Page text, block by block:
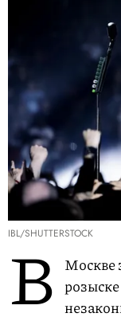
IBL/SHUTTERSTOCK
В
Москве